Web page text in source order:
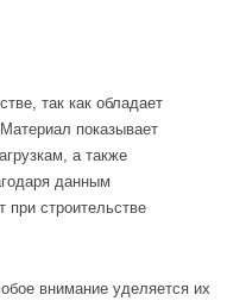
так как обладает
показывает
а также
данным
при строительстве
внимание уделяется их